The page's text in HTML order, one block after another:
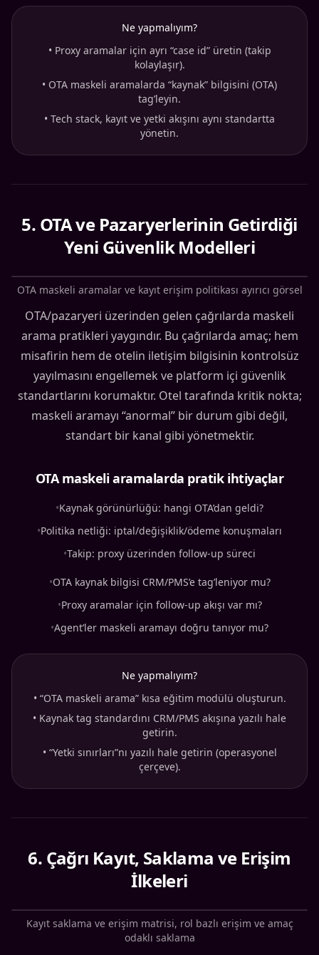
Ne yapmalıyım?
• Proxy aramalar için ayrı “case id” üretin (takip
kolaylaşır).
• OTA maskeli aramalarda “kaynak” bilgisini (OTA)
tag’leyin.
• Tech stack, kayıt ve yetki akışını aynı standartta
yönetin.
5. OTA ve Pazaryerlerinin Getirdiği
Yeni Güvenlik Modelleri
OTA maskeli aramalar ve kayıt erişim politikası ayırıcı görsel
OTA/pazaryeri üzerinden gelen çağrılarda maskeli
arama pratikleri yaygındır. Bu çağrılarda amaç; hem
misafirin hem de otelin iletişim bilgisinin kontrolsüz
yayılmasını engellemek ve platform içi güvenlik
standartlarını korumaktır. Otel tarafında kritik nokta;
maskeli aramayı “anormal” bir durum gibi değil,
standart bir kanal gibi yönetmektir.
OTA maskeli aramalarda pratik ihtiyaçlar
•Kaynak görünürlüğü: hangi OTA’dan geldi?
•Politika netliği: iptal/değişiklik/ödeme konuşmaları
•Takip: proxy üzerinden follow-up süreci
•OTA kaynak bilgisi CRM/PMS’e tag’leniyor mu?
•Proxy aramalar için follow-up akışı var mı?
•Agent’ler maskeli aramayı doğru tanıyor mu?
Ne yapmalıyım?
• “OTA maskeli arama” kısa eğitim modülü oluşturun.
• Kaynak tag standardını CRM/PMS akışına yazılı hale
getirin.
• “Yetki sınırları”nı yazılı hale getirin (operasyonel
çerçeve).
6. Çağrı Kayıt, Saklama ve Erişim
İlkeleri
Kayıt saklama ve erişim matrisi, rol bazlı erişim ve amaç
odaklı saklama